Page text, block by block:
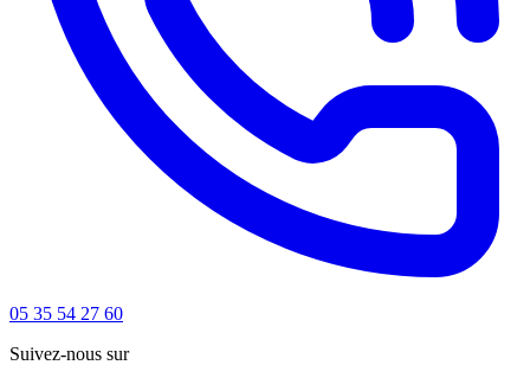
05 35 54 27 60
Suivez-nous sur